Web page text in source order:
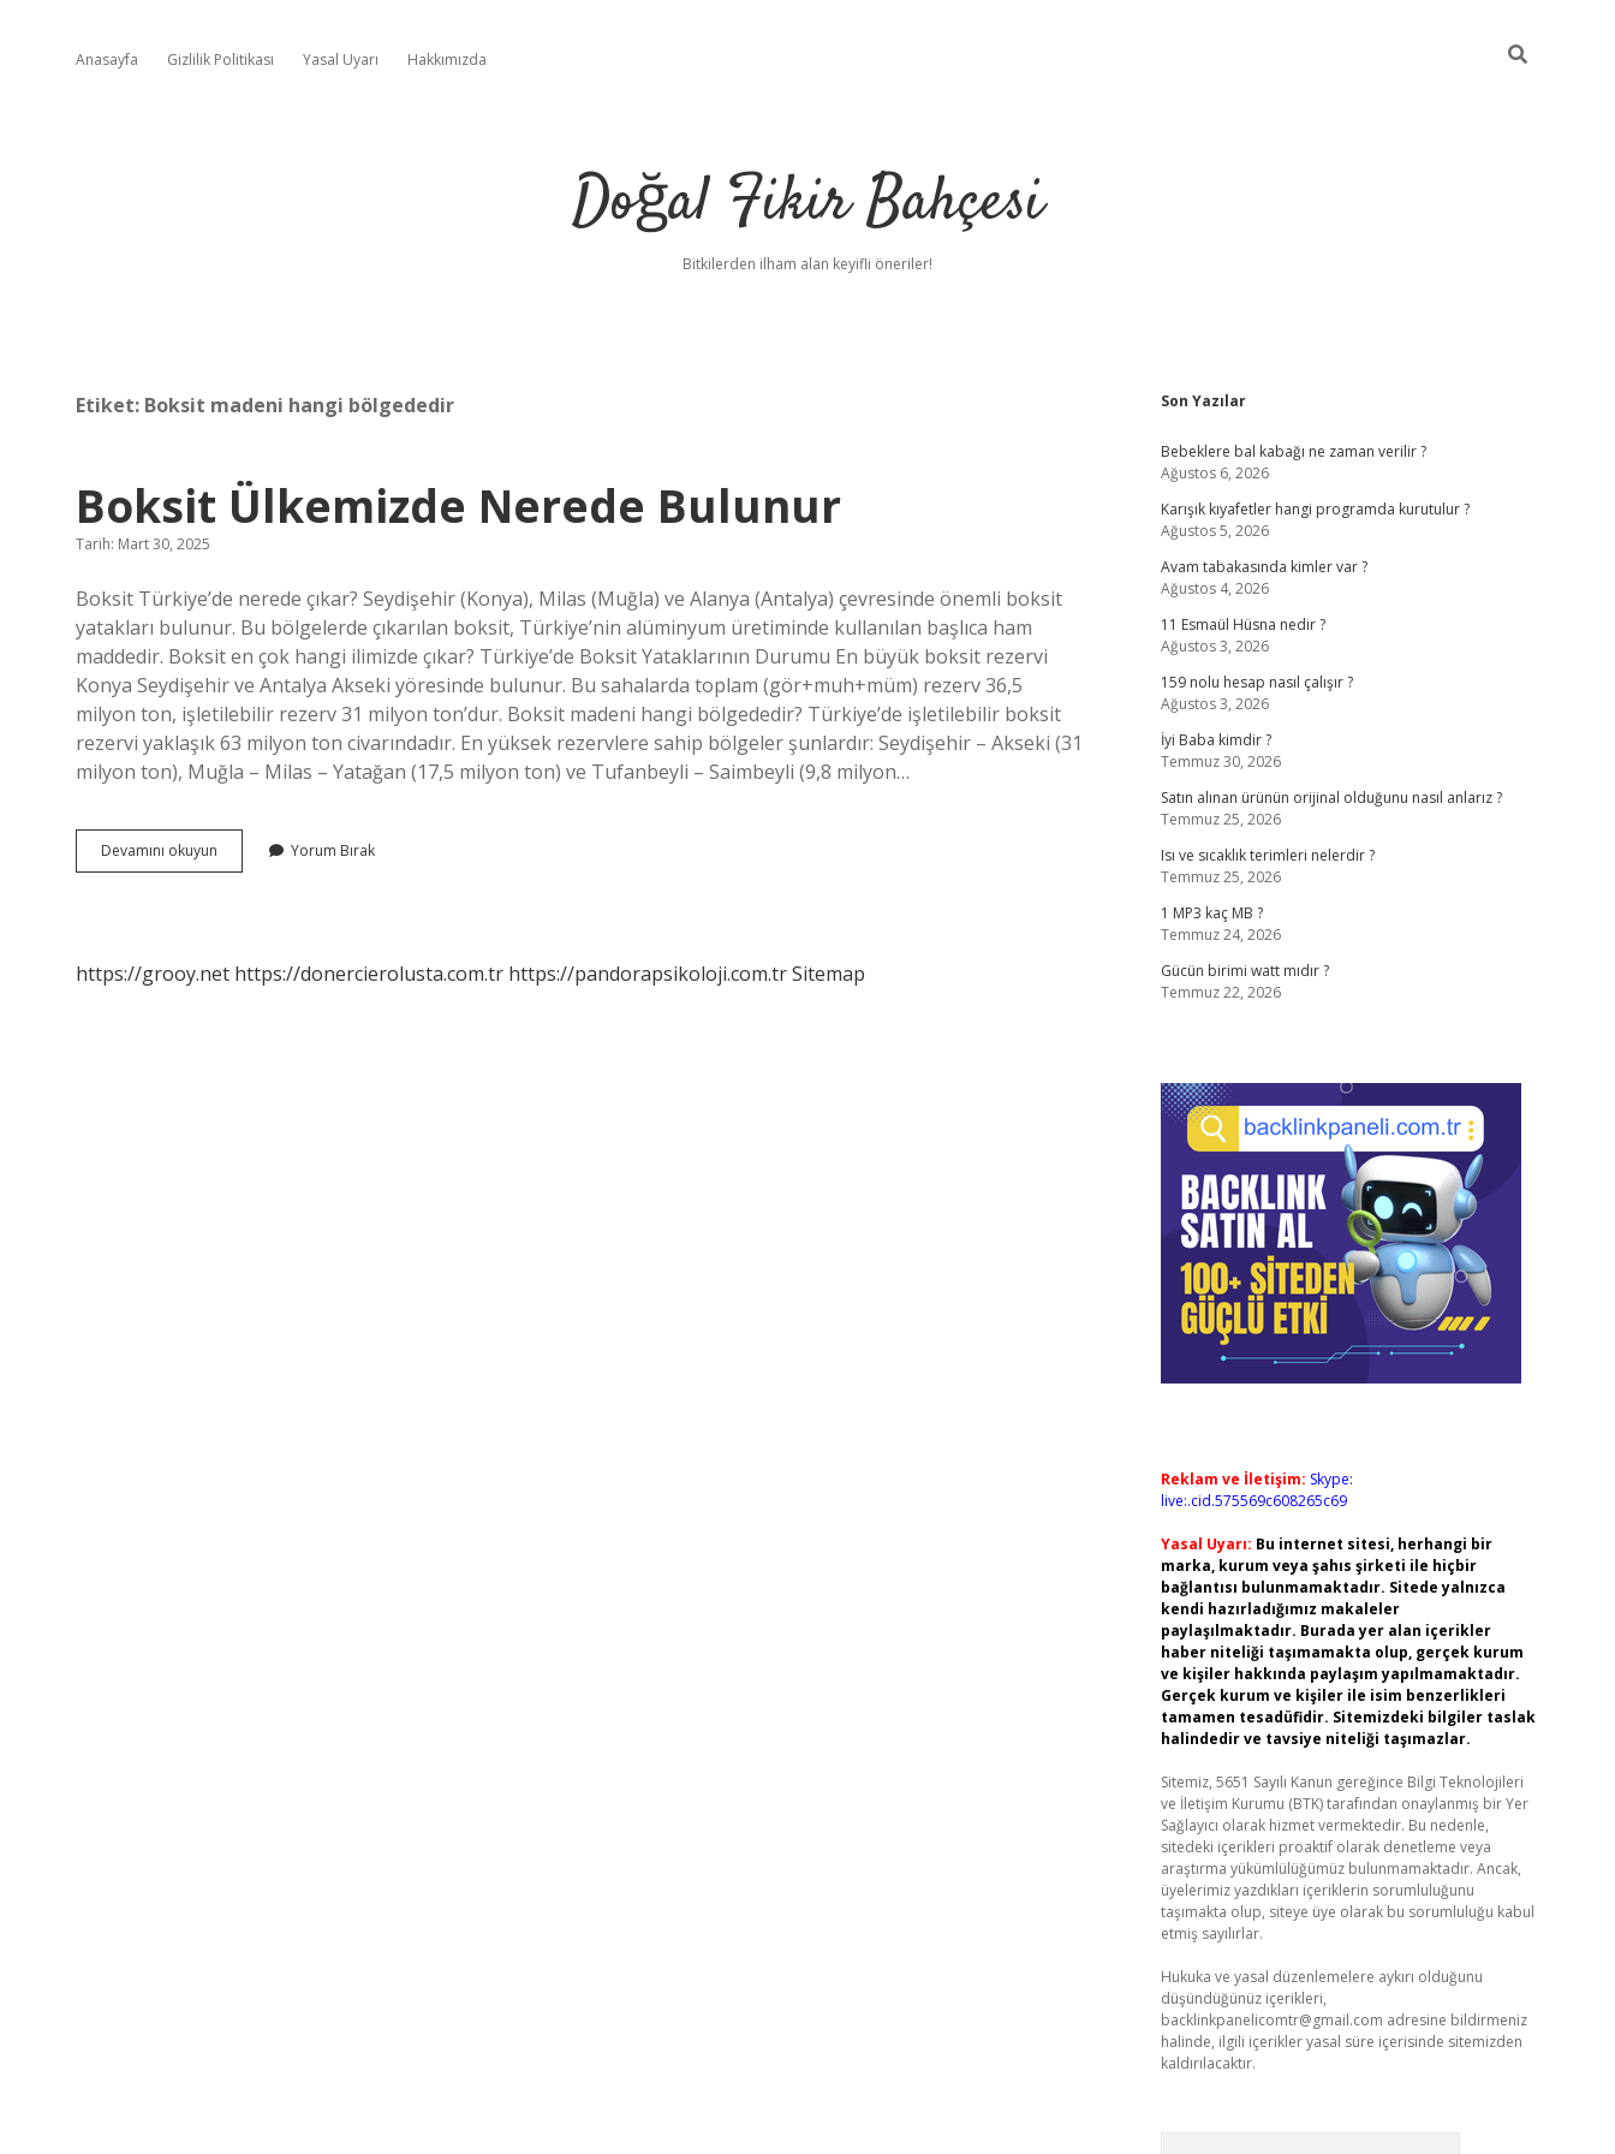
Anasayfa Gizlilik Politikası Yasal Uyarı Hakkımızda
Doğal Fikir Bahçesi
Bitkilerden ilham alan keyifli öneriler!
Etiket: Boksit madeni hangi bölgededir
Boksit Ülkemizde Nerede Bulunur
Tarih: Mart 30, 2025
Boksit Türkiye’de nerede çıkar? Seydişehir (Konya), Milas (Muğla) ve Alanya (Antalya) çevresinde önemli boksit
yatakları bulunur. Bu bölgelerde çıkarılan boksit, Türkiye’nin alüminyum üretiminde kullanılan başlıca ham
maddedir. Boksit en çok hangi ilimizde çıkar? Türkiye’de Boksit Yataklarının Durumu En büyük boksit rezervi
Konya Seydişehir ve Antalya Akseki yöresinde bulunur. Bu sahalarda toplam (gör+muh+müm) rezerv 36,5
milyon ton, işletilebilir rezerv 31 milyon ton’dur. Boksit madeni hangi bölgededir? Türkiye’de işletilebilir boksit
rezervi yaklaşık 63 milyon ton civarındadır. En yüksek rezervlere sahip bölgeler şunlardır: Seydişehir – Akseki (31
milyon ton), Muğla – Milas – Yatağan (17,5 milyon ton) ve Tufanbeyli – Saimbeyli (9,8 milyon…
Devamını okuyun
Ülkemizde
Yorum Bırak
https://grooy.net https://donercierolusta.com.tr https://pandorapsikoloji.com.trSitemap
Sidebar
Son Yazılar
Bebeklere bal kabağı ne zaman verilir ?
Ağustos 6, 2026
Karışık kıyafetler hangi programda kurutulur ?
Ağustos 5, 2026
Avam tabakasında kimler var ?
Ağustos 4, 2026
11 Esmaül Hüsna nedir ?
Ağustos 3, 2026
159 nolu hesap nasıl çalışır ?
Ağustos 3, 2026
İyi Baba kimdir ?
Temmuz 30, 2026
Satın alınan ürünün orijinal olduğunu nasıl anlarız ?
Temmuz 25, 2026
Isı ve sıcaklık terimleri nelerdir ?
Temmuz 25, 2026
1 MP3 kaç MB ?
Temmuz 24, 2026
Gücün birimi watt mıdır ?
Temmuz 22, 2026
Reklam ve İletişim: Skype:
live:.cid.575569c608265c69
Yasal Uyarı: Bu internet sitesi, herhangi bir
marka, kurum veya şahıs şirketi ile hiçbir
bağlantısı bulunmamaktadır. Sitede yalnızca
kendi hazırladığımız makaleler
paylaşılmaktadır. Burada yer alan içerikler
haber niteliği taşımamakta olup, gerçek kurum
ve kişiler hakkında paylaşım yapılmamaktadır.
Gerçek kurum ve kişiler ile isim benzerlikleri
tamamen tesadüfidir. Sitemizdeki bilgiler taslak
halindedir ve tavsiye niteliği taşımazlar.
Sitemiz, 5651 Sayılı Kanun gereğince Bilgi Teknolojileri
ve İletişim Kurumu (BTK) tarafından onaylanmış bir Yer
Sağlayıcı olarak hizmet vermektedir. Bu nedenle,
sitedeki içerikleri proaktif olarak denetleme veya
araştırma yükümlülüğümüz bulunmamaktadır. Ancak,
üyelerimiz yazdıkları içeriklerin sorumluluğunu
taşımakta olup, siteye üye olarak bu sorumluluğu kabul
etmiş sayılırlar.
Hukuka ve yasal düzenlemelere aykırı olduğunu
düşündüğünüz içerikleri,
backlinkpanelicomtr@gmail.com adresine bildirmeniz
halinde, ilgili içerikler yasal süre içerisinde sitemizden
kaldırılacaktır.